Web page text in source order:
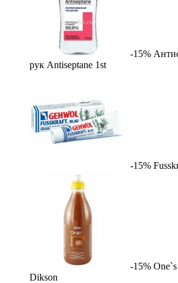
-15%
рук Antiseptane 1st
-15%
-15%
Dikson